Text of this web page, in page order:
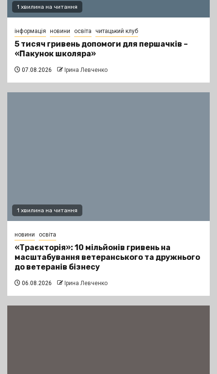
1 хвилина на читання
інформація новини освіта читацький клуб
5 тисяч гривень допомоги для першачків –
«Пакунок школяра»
07.08.2026 Ірина Левченко
1 хвилина на читання
новини освіта
«Траєкторія»: 10 мільйонів гривень на
масштабування ветеранського та дружнього
до ветеранів бізнесу
06.08.2026 Ірина Левченко